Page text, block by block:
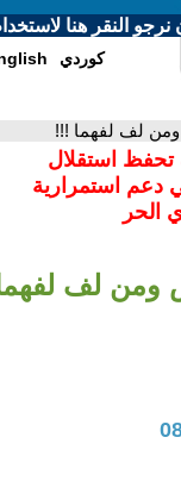
النقر هنا
كوردي
لف لفهما !!!
تحفظ استقلال
دعم استمرارية
الحر
ومن لف